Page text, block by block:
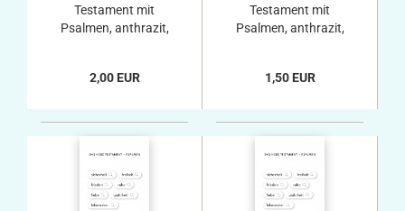
Testament mit
Psalmen, anthrazit,
2,00 EUR
Testament mit
Psalmen, anthrazit,
1,50 EUR